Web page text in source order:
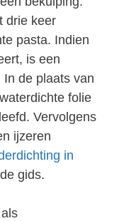
drie keer
pasta. Indien
is een
de plaats van
folie
Vervolgens
ijzeren
in
gids.